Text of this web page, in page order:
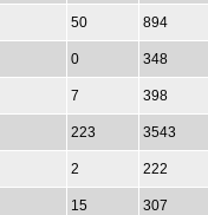
50 894
0 348
7 398
223 3543
2 222
15 307